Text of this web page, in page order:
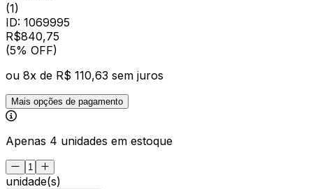
(1)
ID: 1069995
R$840,75
(5% OFF)
ou 8x de R$ 110,63 sem juros
Mais opções de pagamento
Apenas 4 unidades em estoque
unidade(s)